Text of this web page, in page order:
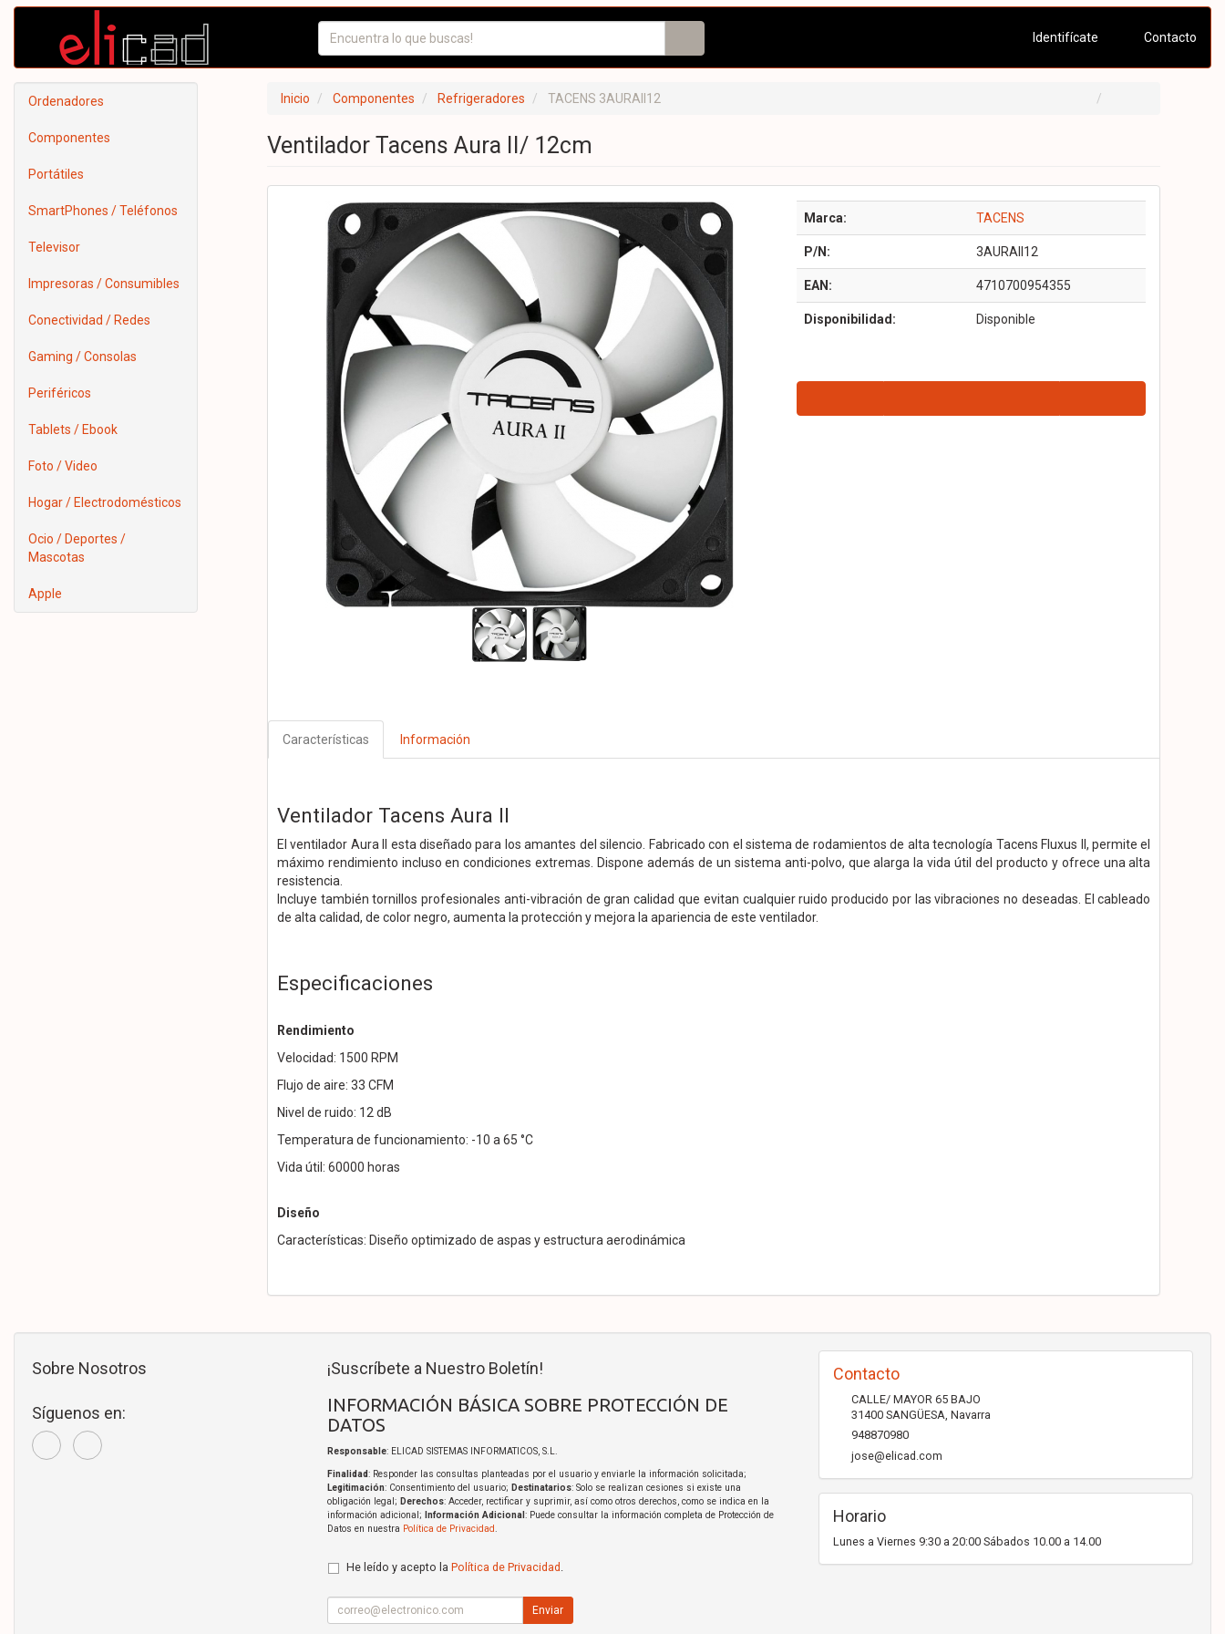
Identifícate Contacto
Ordenadores
Componentes
Portátiles
SmartPhones / Teléfonos
Televisor
Impresoras / Consumibles
Conectividad / Redes
Gaming / Consolas
Periféricos
Tablets / Ebook
Foto / Video
Hogar / Electrodomésticos
Ocio / Deportes /
Mascotas
Apple
Inicio Componentes Refrigeradores TACENS 3AURAII12
Ventilador Tacens Aura II/ 12cm
Marca: TACENS
P/N: 3AURAII12
EAN: 4710700954355
Disponibilidad: Disponible
Características Información
Ventilador Tacens Aura II
El ventilador Aura II esta diseñado para los amantes del silencio. Fabricado con el sistema de rodamientos de alta tecnología Tacens Fluxus II, permite el
máximo rendimiento incluso en condiciones extremas. Dispone además de un sistema anti-polvo, que alarga la vida útil del producto y ofrece una alta
resistencia.
Incluye también tornillos profesionales anti-vibración de gran calidad que evitan cualquier ruido producido por las vibraciones no deseadas. El cableado
de alta calidad, de color negro, aumenta la protección y mejora la apariencia de este ventilador.
Especificaciones
Rendimiento
Velocidad: 1500 RPM
Flujo de aire: 33 CFM
Nivel de ruido: 12 dB
Temperatura de funcionamiento: -10 a 65 °C
Vida útil: 60000 horas
Diseño
Características: Diseño optimizado de aspas y estructura aerodinámica
Sobre Nosotros
Síguenos en:
¡Suscríbete a Nuestro Boletín!
INFORMACIÓN BÁSICA SOBRE PROTECCIÓN DE
DATOS
Responsable: ELICAD SISTEMAS INFORMATICOS, S.L.
Finalidad: Responder las consultas planteadas por el usuario y enviarle la información solicitada;
Legitimación: Consentimiento del usuario; Destinatarios: Solo se realizan cesiones si existe una
obligación legal; Derechos: Acceder, rectificar y suprimir, así como otros derechos, como se indica en la
información adicional;
Información Adicional : Puede consultar la información completa de Protección de
Datos en nuestra Política de Privacidad.
He leído y acepto la Política de Privacidad .
Enviar
Contacto
CALLE/ MAYOR 65 BAJO
31400 SANGÜESA, Navarra
948870980
jose@elicad.com
Horario
Lunes a Viernes 9:30 a 20:00 Sábados 10.00 a 14.00